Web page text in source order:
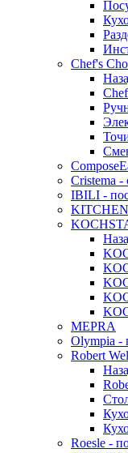
Chef's
Cristema
IBILI -
MEPRA
Olympia -
Robert
Roesle -